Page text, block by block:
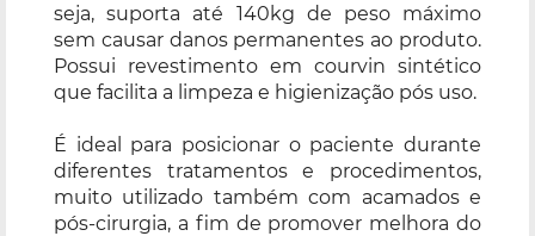
seja, suporta até 140kg de peso máximo
sem causar danos permanentes ao produto.
Possui revestimento em courvin sintético
que facilita a limpeza e higienização pós uso.
É ideal para posicionar o paciente durante
diferentes tratamentos e procedimentos,
muito utilizado também com acamados e
pós-cirurgia, a fim de promover melhora do